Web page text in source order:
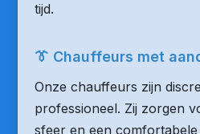
tijd.
👔 Chauffeurs met
Onze chauffeurs zijn
professioneel. Zij zorgen
sfeer en een